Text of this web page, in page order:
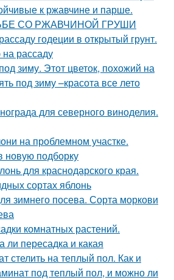
к ржавчине и парше.
СО РЖАВЧИНОЙ ГРУШИ
годеции в открытый грунт.
на рассаду
зиму. Этот цветок, похожий на
под зиму –красота все лето
для северного виноделия.
на проблемном участке.
новую подборку
для краснодарского края.
сортах яблонь
зимнего посева. Сорта моркови
комнатных растений.
ли пересадка и какая
стелить на теплый пол. Как и
под теплый пол, и можно ли